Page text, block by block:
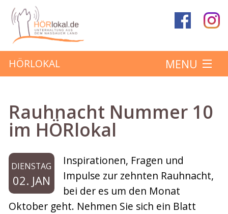
HÖRLOKAL MENU
Hörbeiträge
Mitmachen
Kontakt
Rauhnacht Nummer 10
im HÖRlokal
DIENSTAG
02. JAN
Inspirationen, Fragen und
Impulse zur zehnten Rauhnacht,
bei der es um den Monat
Oktober geht. Nehmen Sie sich ein Blatt